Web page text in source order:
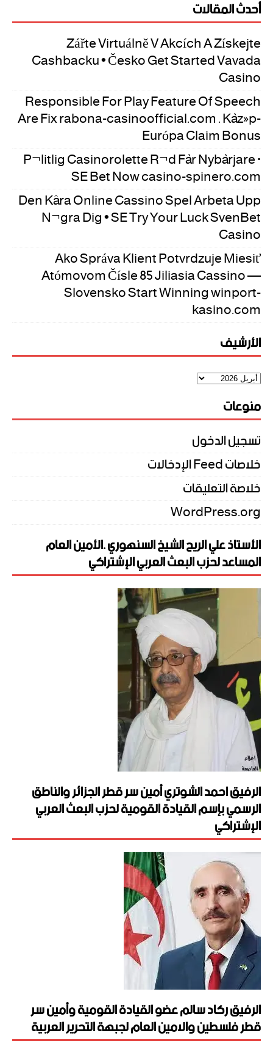
أحدث المقالات
Zářte Virtuálně V Akcích A Získejte
Cashbacku • Česko Get Started Vavada
Casino
Responsible For Play Feature Of Speech
Are Fix rabona-casinoofficial.com . Közép-
Európa Claim Bonus
Pålitlig Casinorolette Råd För Nybörjare ·
SE Bet Now casino-spinero.com
Den Kära Online Cassino Spel Arbeta Upp
Några Dig • SE Try Your Luck SvenBet
Casino
Ako Správa Klient Potvrdzuje Miesiť
Atómovom Čísle 85 Jiliasia Cassino —
Slovensko Start Winning winport-
kasino.com
الأرشيف
منوعات
تسجيل الدخول
خلاصات Feed الإدخالات
خلاصة التعليقات
WordPress.org
الأستاذ علي الريح الشيخ السنهوري .الأمين العام
المساعد لحزب البعث العربي الإشتراكي
الرفيق احمد الشوتري أمين سر قطر الجزائر والناطق
الرسمي بإسم القيادة القومية لحزب البعث العربي
الإشتراكي
الرفيق ركاد سالم عضو القيادة القومية وأمين سر
قطر فلسطين والامين العام لجبهة التحرير العربية